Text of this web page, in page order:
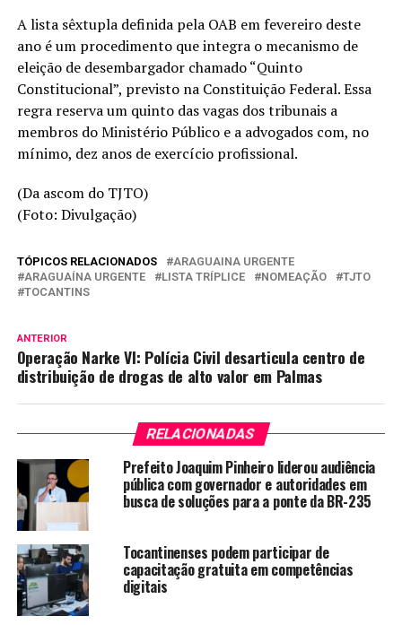
A lista sêxtupla definida pela OAB em fevereiro deste
ano é um procedimento que integra o mecanismo de
eleição de desembargador chamado “Quinto
Constitucional”, previsto na Constituição Federal. Essa
regra reserva um quinto das vagas dos tribunais a
membros do Ministério Público e a advogados com, no
mínimo, dez anos de exercício profissional.
(Da ascom do TJTO)
(Foto: Divulgação)
TÓPICOS RELACIONADOS
ARAGUAINA URGENTE
ARAGUAÍNA URGENTE
LISTA TRÍPLICE NOMEAÇÃO
TJTO
TOCANTINS
ANTERIOR
Operação Narke VI: Polícia Civil desarticula centro de
distribuição de drogas de alto valor em Palmas
RELACIONADAS
Prefeito Joaquim Pinheiro liderou audiência
pública com governador e autoridades em
busca de soluções para a ponte da BR-235
Tocantinenses podem participar de
capacitação gratuita em competências
digitais